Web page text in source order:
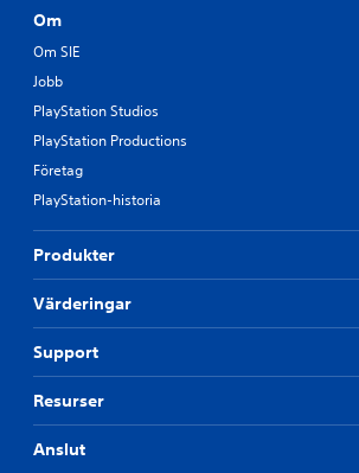
Om
Om SIE
Jobb
PlayStation Studios
PlayStation Productions
Företag
PlayStation-historia
Produkter
Värderingar
Support
Resurser
Anslut